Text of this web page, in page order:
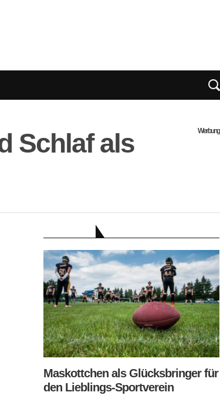
Schlaf als
Werbung
Maskottchen als Glücksbringer für
den Lieblings-Sportverein